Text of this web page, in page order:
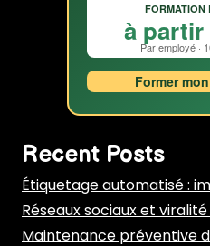
FORMATION
à partir
Par employé ·
Former
Recent Posts
Étiquetage automatisé :
Réseaux sociaux et
Maintenance préventive